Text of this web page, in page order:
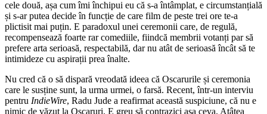
cele două, așa cum îmi închipui eu că s-a întâmplat, e circumstanțială
și s-ar putea decide în funcție de care film de peste trei ore te-a
plictisit mai puțin. E paradoxul unei ceremonii care, de regulă,
recompensează foarte rar comediile, fiindcă membrii votanți par să
prefere arta serioasă, respectabilă, dar nu atât de serioasă încât să te
intimideze cu aspirații prea înalte.
Nu cred că o să dispară vreodată ideea că Oscarurile și ceremonia
care le susține sunt, la urma urmei, o farsă. Recent, într-un interviu
pentru IndieWire, Radu Jude a reafirmat această suspiciune, că nu e
nimic de văzut la Oscaruri. E greu să contrazici așa ceva. Atâtea